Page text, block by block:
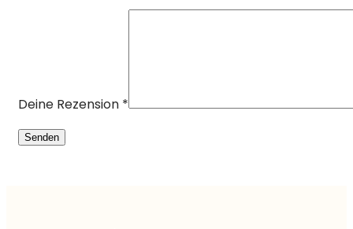
Deine Rezension *